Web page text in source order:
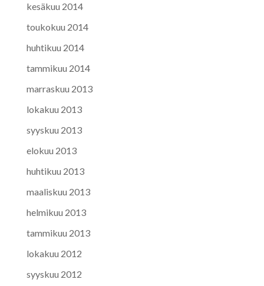
kesäkuu 2014
toukokuu 2014
huhtikuu 2014
tammikuu 2014
marraskuu 2013
lokakuu 2013
syyskuu 2013
elokuu 2013
huhtikuu 2013
maaliskuu 2013
helmikuu 2013
tammikuu 2013
lokakuu 2012
syyskuu 2012